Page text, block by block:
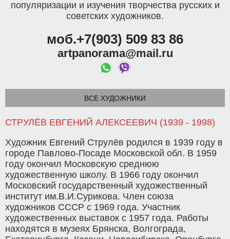
популяризации и изучения творчества русских и
советских художников.
моб.+7(903) 509 83 86
artpanorama@mail.ru
ВСЕ ХУДОЖНИКИ
СТРУЛЁВ ЕВГЕНИЙ АЛЕКСЕЕВИЧ (1939 - 1998)
Художник Евгений Струлёв родился в 1939 году в
городе Павлово-Посаде Московской обл. В 1959
году окончил Московскую среднюю
художественную школу. В 1966 году окончил
Московский государственный художественный
институт им.В.И.Сурикова. Член союза
художников СССР с 1969 года. Участник
художественных выставок с 1957 года. Работы
находятся в музеях Брянска, Волгограда,